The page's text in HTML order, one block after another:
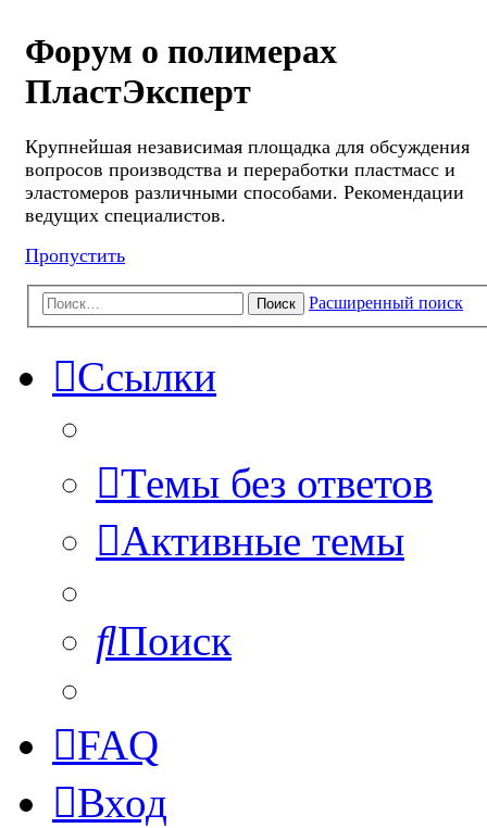
Форум о полимерах
ПластЭксперт
Крупнейшая независимая площадка для обсуждения
вопросов производства и переработки пластмасс и
эластомеров различными способами. Рекомендации
ведущих специалистов.
Пропустить
Поиск Расширенный поиск
Ссылки
Темы без ответов
Активные темы
Поиск
FAQ
Вход